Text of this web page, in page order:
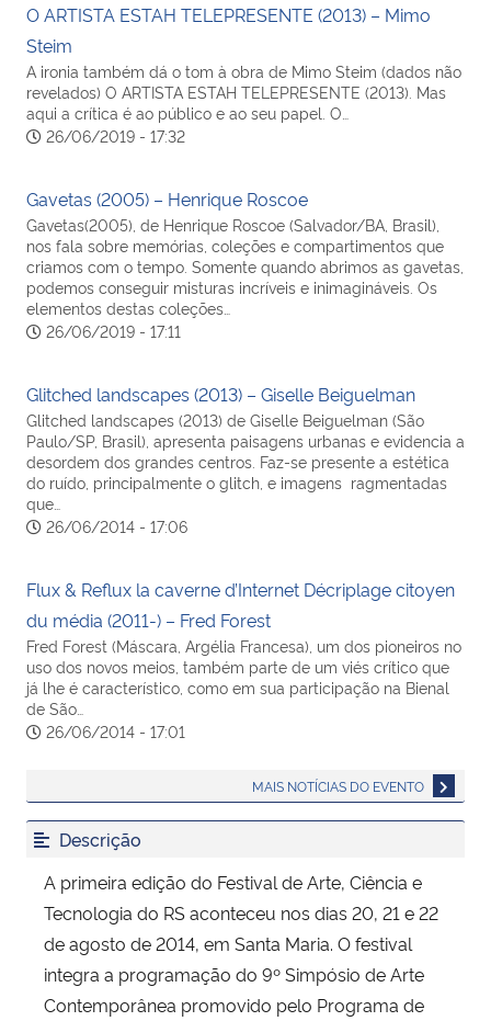
O ARTISTA ESTAH TELEPRESENTE (2013) – Mimo
Steim
A ironia também dá o tom à obra de Mimo Steim (dados não
revelados) O ARTISTA ESTAH TELEPRESENTE (2013). Mas
aqui a crítica é ao público e ao seu papel. O…
26/06/2019 - 17:32
Gavetas (2005) – Henrique Roscoe
Gavetas(2005), de Henrique Roscoe (Salvador/BA, Brasil),
nos fala sobre memórias, coleções e compartimentos que
criamos com o tempo. Somente quando abrimos as gavetas,
podemos conseguir misturas incríveis e inimagináveis. Os
elementos destas coleções…
26/06/2019 - 17:11
Glitched landscapes (2013) – Giselle Beiguelman
Glitched landscapes (2013) de Giselle Beiguelman (São
Paulo/SP, Brasil), apresenta paisagens urbanas e evidencia a
desordem dos grandes centros. Faz-se presente a estética
do ruído, principalmente o glitch, e imagens ragmentadas
que…
26/06/2014 - 17:06
Flux & Reflux la caverne d’Internet Décriplage citoyen
du média (2011-) – Fred Forest
Fred Forest (Máscara, Argélia Francesa), um dos pioneiros no
uso dos novos meios, também parte de um viés crítico que
já lhe é característico, como em sua participação na Bienal
de São…
26/06/2014 - 17:01
MAIS NOTÍCIAS DO EVENTO
Descrição
A primeira edição do Festival de Arte, Ciência e
Tecnologia do RS aconteceu nos dias 20, 21 e 22
de agosto de 2014, em Santa Maria. O festival
integra a programação do 9º Simpósio de Arte
Contemporânea promovido pelo Programa de